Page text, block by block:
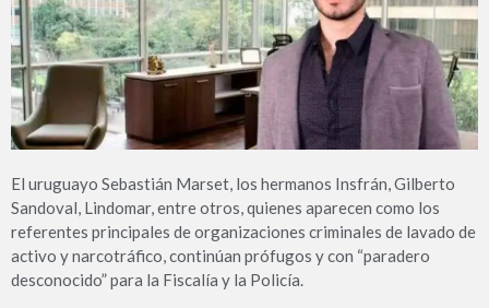
El uruguayo Sebastián Marset, los hermanos Insfrán, Gilberto
Sandoval, Lindomar, entre otros, quienes aparecen como los
referentes principales de organizaciones criminales de lavado de
activo y narcotráfico, continúan prófugos y con “paradero
desconocido” para la Fiscalía y la Policía.